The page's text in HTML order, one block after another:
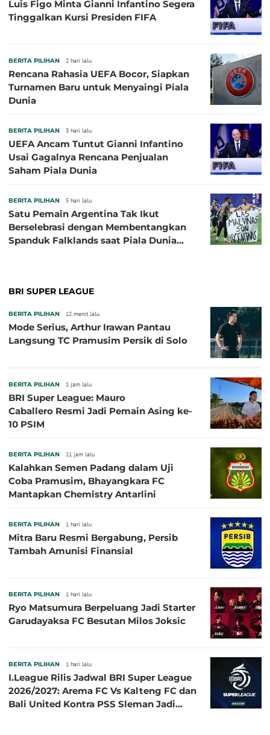
Luis Figo Minta Gianni Infantino Segera
Tinggalkan Kursi Presiden FIFA
BERITA PILIHAN 2 hari lalu
Rencana Rahasia UEFA Bocor, Siapkan
Turnamen Baru untuk Menyaingi Piala
Dunia
BERITA PILIHAN 3 hari lalu
UEFA Ancam Tuntut Gianni Infantino
Usai Gagalnya Rencana Penjualan
Saham Piala Dunia
BERITA PILIHAN 5 hari lalu
Satu Pemain Argentina Tak Ikut
Berselebrasi dengan Membentangkan
Spanduk Falklands saat Piala Dunia
BRI SUPER LEAGUE
BERITA PILIHAN 12 menit lalu
Mode Serius, Arthur Irawan Pantau
Langsung TC Pramusim Persik di Solo
BERITA PILIHAN 1 jam lalu
BRI Super League: Mauro
Caballero Resmi Jadi Pemain Asing ke-
10 PSIM
BERITA PILIHAN 11 jam lalu
Kalahkan Semen Padang dalam Uji
Coba Pramusim, Bhayangkara FC
Mantapkan Chemistry Antarlini
BERITA PILIHAN 1 hari lalu
Mitra Baru Resmi Bergabung, Persib
Tambah Amunisi Finansial
BERITA PILIHAN 1 hari lalu
Ryo Matsumura Berpeluang Jadi Starter
Garudayaksa FC Besutan Milos Joksic
BERITA PILIHAN 1 hari lalu
I.League Rilis Jadwal BRI Super League
2026/2027: Arema FC Vs Kalteng FC dan
Bali United Kontra PSS Sleman Jadi